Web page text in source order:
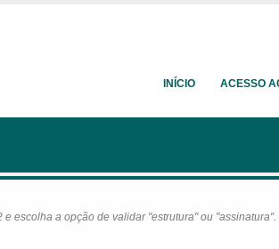
INÍCIO ACESSO
escolha a opção de validar "estrutura" ou "assinatura".